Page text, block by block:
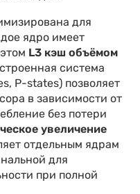
для
ядро имеет
L3 кэш объёмом
система
P-states) позволяет
в зависимости от
без потери
увеличение
отдельным ядрам
для
при полной